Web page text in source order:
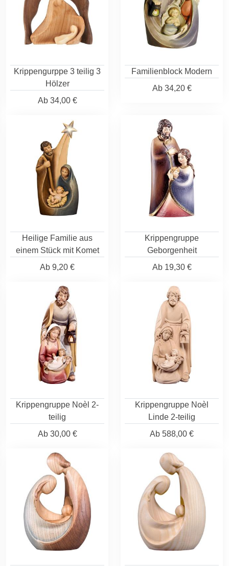
Krippengurppe 3 teilig 3
Hölzer
Ab34,00 €
Familienblock Modern
Ab34,20 €
Heilige Familie aus
einem Stück mit Komet
Ab 9,20 €
Krippengruppe
Geborgenheit
Ab19,30 €
Krippengruppe Noèl 2-
teilig
Ab30,00 €
Krippengruppe Noèl
Linde 2-teilig
Ab 588,00 €